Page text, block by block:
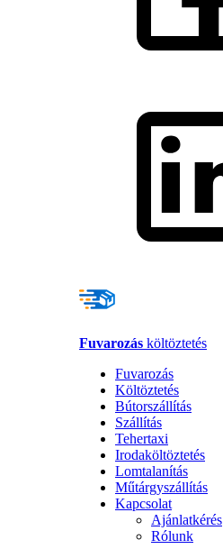
Fuvarozás költöztetés
Fuvarozás
Költöztetés
Bútorszállítás
Szállítás
Tehertaxi
Irodaköltöztetés
Lomtalanítás
Műtárgyszállítás
Kapcsolat
Ajánlatkérés
Rólunk